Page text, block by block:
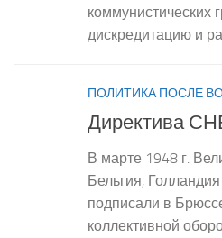
коммунистических
дискредитацию и
ПОЛИТИКА ПОСЛЕ
Директива
В марте 1948 г.
Бельгия,
подписали в
коллективной